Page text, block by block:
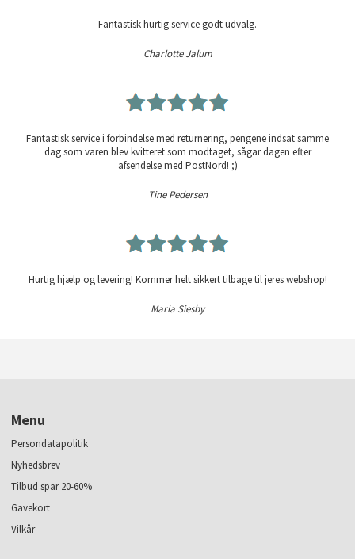
Fantastisk hurtig service godt udvalg.
Charlotte Jalum
Fantastisk service i forbindelse med returnering, pengene indsat samme
dag som varen blev kvitteret som modtaget, sågar dagen efter
afsendelse med PostNord! ;)
Tine Pedersen
Hurtig hjælp og levering! Kommer helt sikkert tilbage til jeres webshop!
Maria Siesby
Menu
Persondatapolitik
Nyhedsbrev
Tilbud spar 20-60%
Gavekort
Vilkår